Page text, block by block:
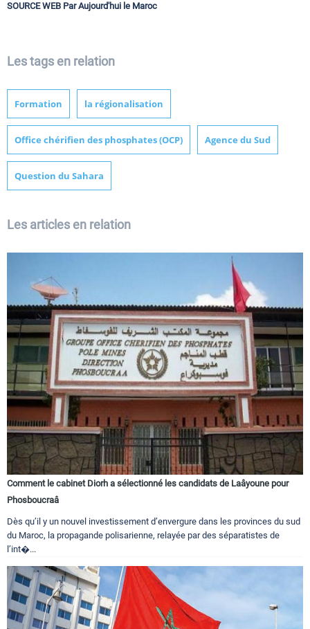
SOURCE WEB Par Aujourd'hui le Maroc
Les tags en relation
Formation la régionalisation
Office chérifien des phosphates (OCP) Agence du Sud
Question du Sahara
Les articles en relation
Comment le cabinet Diorh a sélectionné les candidats de Laâyoune pour
Phosboucraâ
Dès qu’il y un nouvel investissement d’envergure dans les provinces du sud
du Maroc, la propagande polisarienne, relayée par des séparatistes de
l’int�...